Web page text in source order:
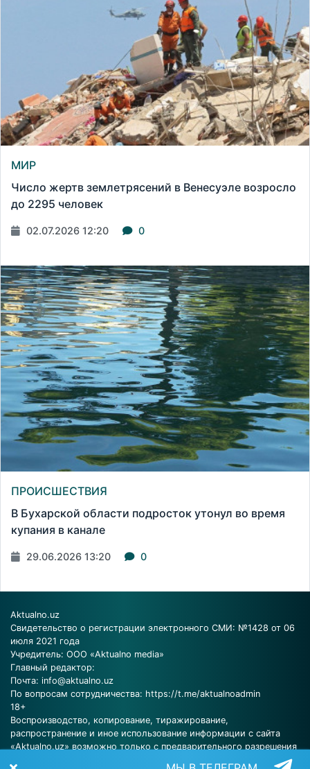
МИР
Число жертв землетрясений в Венесуэле возросло
до 2295 человек
02.07.2026 12:20 0
ПРОИСШЕСТВИЯ
В Бухарской области подросток утонул во время
купания в канале
29.06.2026 13:20 0
Aktualno.uz
Свидетельство о регистрации электронного СМИ: №1428 от 06
июля 2021 года
Учредитель: ООО «Aktualno media»
Главный редактор:
Почта: info@aktualno.uz
По вопросам сотрудничества: https://t.me/aktualnoadmin
18+
Воспроизводство, копирование, тиражирование,
распространение и иное использование информации с сайта
«Aktualno.uz» возможно только с предварительного разрешения